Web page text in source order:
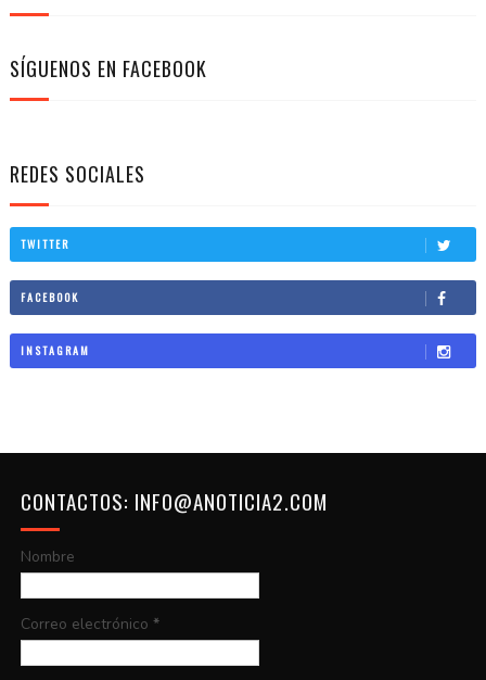
SÍGUENOS EN FACEBOOK
REDES SOCIALES
TWITTER
FACEBOOK
INSTAGRAM
CONTACTOS: INFO@ANOTICIA2.COM
Nombre
Correo electrónico *